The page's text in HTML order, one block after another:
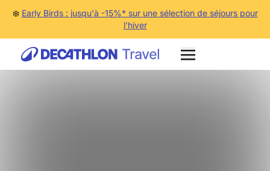
❄️ Early Birds : jusqu'à -15%* sur une sélection de séjours pour
l'hiver